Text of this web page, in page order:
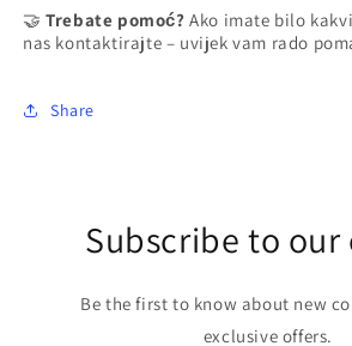
🤝 Trebate pomoć? Ako imate bilo
nas kontaktirajte – uvijek vam rado
Share
Subscribe to our
Be the first to know about new
exclusive offers.